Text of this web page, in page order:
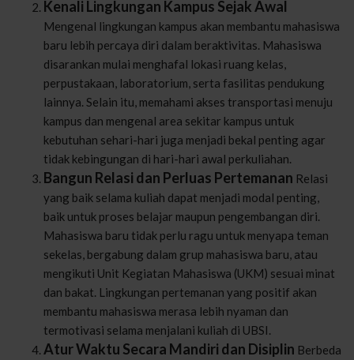
Kenali Lingkungan Kampus Sejak Awal
Mengenal lingkungan kampus akan membantu mahasiswa
baru lebih percaya diri dalam beraktivitas. Mahasiswa
disarankan mulai menghafal lokasi ruang kelas,
perpustakaan, laboratorium, serta fasilitas pendukung
lainnya. Selain itu, memahami akses transportasi menuju
kampus dan mengenal area sekitar kampus untuk
kebutuhan sehari-hari juga menjadi bekal penting agar
tidak kebingungan di hari-hari awal perkuliahan.
Bangun Relasi dan Perluas Pertemanan Relasi
yang baik selama kuliah dapat menjadi modal penting,
baik untuk proses belajar maupun pengembangan diri.
Mahasiswa baru tidak perlu ragu untuk menyapa teman
sekelas, bergabung dalam grup mahasiswa baru, atau
mengikuti Unit Kegiatan Mahasiswa (UKM) sesuai minat
dan bakat. Lingkungan pertemanan yang positif akan
membantu mahasiswa merasa lebih nyaman dan
termotivasi selama menjalani kuliah di UBSI.
Atur Waktu Secara Mandiri dan Disiplin Berbeda